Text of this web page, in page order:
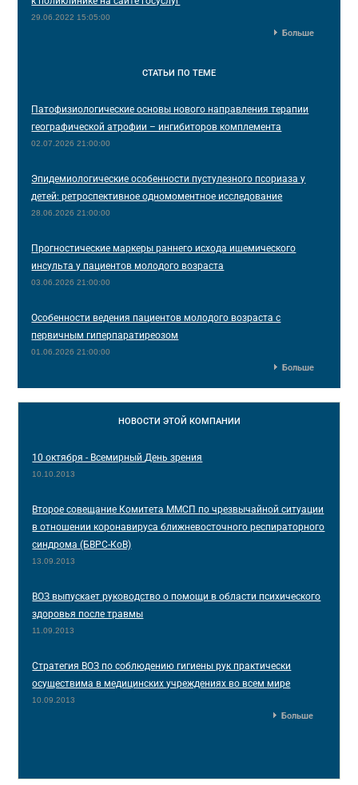
29.06.2022 15:05:00
Больше
СТАТЬИ ПО ТЕМЕ
Патофизиологические основы нового направления терапии
географической атрофии – ингибиторов комплемента
02.07.2026 21:00:00
Эпидемиологические особенности пустулезного псориаза у
детей: ретроспективное одномоментное исследование
28.06.2026 21:00:00
Прогностические маркеры раннего исхода ишемического
инсульта у пациентов молодого возраста
03.06.2026 21:00:00
Особенности ведения пациентов молодого возраста с
первичным гиперпаратиреозом
01.06.2026 21:00:00
Больше
НОВОСТИ ЭТОЙ КОМПАНИИ
10 октября - Всемирный День зрения
10.10.2013
Второе совещание Комитета ММСП по чрезвычайной ситуации
в отношении коронавируса ближневосточного респираторного
синдрома (БВРС-КоВ)
13.09.2013
ВОЗ выпускает руководство о помощи в области психического
здоровья после травмы
11.09.2013
Стратегия ВОЗ по соблюдению гигиены рук практически
осуществима в медицинских учреждениях во всем мире
10.09.2013
Больше